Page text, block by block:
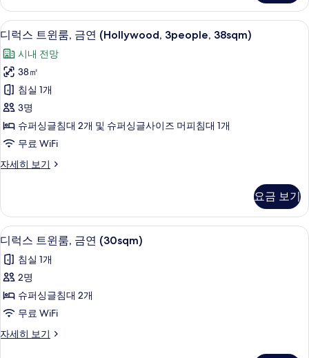
진
모
두
보
기
윈
룸,
금
연
(Hollywood,
38sqm)
자
세
히
보
기
디
럭
스
트
윈
룸,
금
연
(Hollywood,
사
진
모
두
보
기
고급 침구, 객실 내 금고, 책상, 무료 WiFi
15
디럭스 트윈룸, 금연 (Hollywood, 3people, 38sqm)
시내 전망
38㎡
침실 1개
3명
슈퍼싱글침대 2개 및 슈퍼싱글사이즈 머피침대 1개
무료 WiFi
자세히 보기
디
윈
룸,
금
연
(Hollywood,
3people,
자
세
보
요금 보기
디
럭
스
트
윈
룸,
금
고급 침구, 객실 내 금고, 책상, 무료 WiFi
19
디럭스 트윈룸, 금연 (30sqm)
침실 1개
2명
슈퍼싱글침대 2개
무료 WiFi
자세히 보기
디